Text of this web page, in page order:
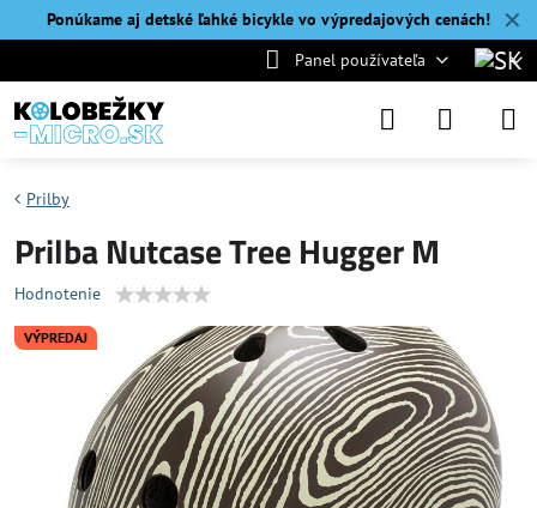
✕
Ponúkame aj detské ľahké bicykle vo výpredajových cenách!
Panel používateľa
VÝPREDAJ
Prilby
Prilba Nutcase Tree Hugger M
Hodnotenie